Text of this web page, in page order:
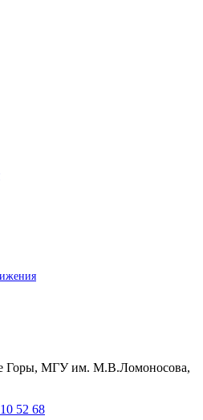
Горы, МГУ им. М.В.Ломоносова,
52 68